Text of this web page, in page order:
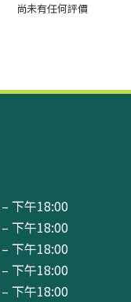
尚未有任何評價
下午18:00
下午18:00
下午18:00
下午18:00
下午18:00